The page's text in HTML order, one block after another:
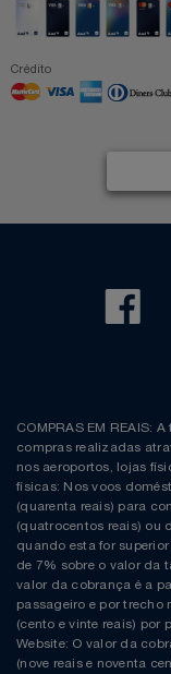
Crédito
COMPRAS EM REAIS:
compras realizadas
nos aeroportos, lojas
físicas: Nos voos
(quarenta reais) para
(quatrocentos reais) ou
quando esta for
de 7% sobre o valor da
valor da cobrança é a
passageiro e por trecho
(cento e vinte reais) por
Website: O valor da
(nove reais e noventa